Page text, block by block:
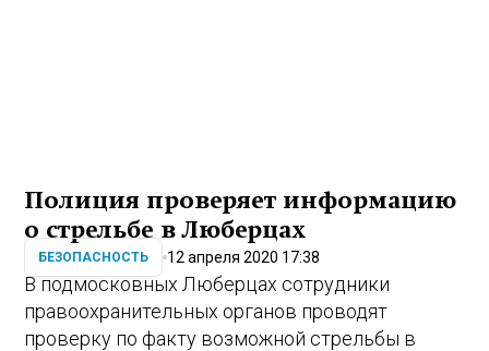
Полиция проверяет информацию
о стрельбе в Люберцах
БЕЗОПАСНОСТЬ 12 апреля 2020 17:38
В подмосковных Люберцах сотрудники
правоохранительных органов проводят
проверку по факту возможной стрельбы в